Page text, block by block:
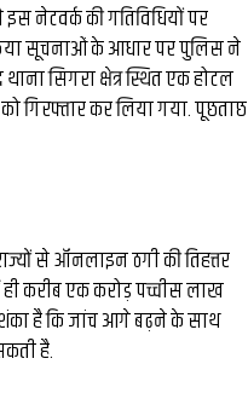
नेटवर्क की गतिविधियों पर
सूचनाओं के आधार पर पुलिस ने
सिगरा क्षेत्र स्थित एक होटल
गिरफ्तार कर लिया गया. पूछताछ
से ऑनलाइन ठगी की तिहत्तर
करीब एक करोड़ पच्चीस लाख
है कि जांच आगे बढ़ने के साथ
है.